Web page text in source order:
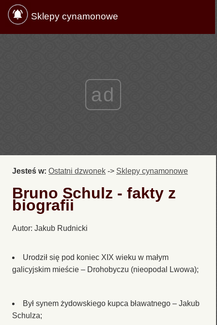
Sklepy cynamonowe
ad
Jesteś w: Ostatni dzwonek -> Sklepy cynamonowe
Bruno Schulz - fakty z
biografii
Autor: Jakub Rudnicki
Urodził się pod koniec XIX wieku w małym
galicyjskim mieście – Drohobyczu (nieopodal Lwowa);
Był synem żydowskiego kupca bławatnego – Jakub
Schulza;